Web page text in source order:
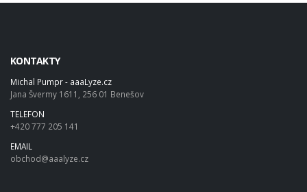
KONTAKTY
Michal Pumpr - aaaLyze.cz
Jana Švermy 1611, 256 01 Benešov
TELEFON
+420 777 205 141
EMAIL
obchod@aaalyze.cz